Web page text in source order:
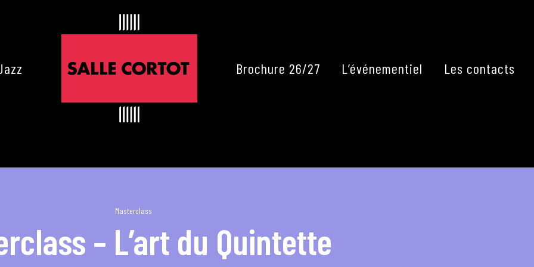
de Cortot
Brochure 26/27 L’événementiel Les contacts
Masterclass
– L’art du Quintette